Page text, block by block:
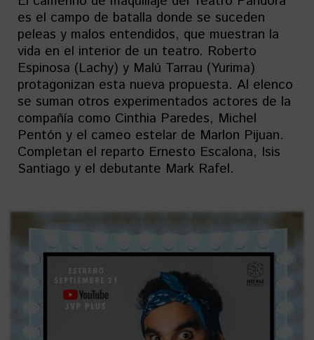
es el campo de batalla donde se suceden
peleas y malos entendidos, que muestran la
vida en el interior de un teatro. Roberto
Espinosa (Lachy) y Malú Tarrau (Yurima)
protagonizan esta nueva propuesta. Al elenco
se suman otros experimentados actores de la
compañía como Cinthia Paredes, Michel
Pentón y el cameo estelar de Marlon Pijuan.
Completan el reparto Ernesto Escalona, Isis
Santiago y el debutante Mark Rafel.